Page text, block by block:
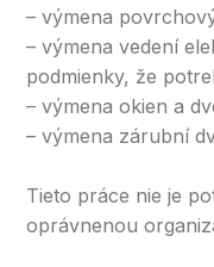
– výmena
– výmena vedení
podmienky, že
– výmena okien a
– výmena zárubní
Tieto práce nie je
oprávnenou